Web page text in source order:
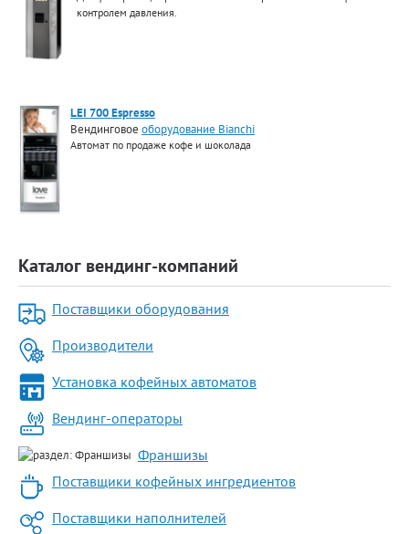
контролем давления.
LEI 700 Espresso
Вендинговоеоборудование Bianchi
Автомат по продаже кофе и шоколада
Каталог вендинг-компаний
Поставщики оборудования
Производители
Установка кофейных автоматов
Вендинг-операторы
Франшизы
Поставщики кофейных ингредиентов
Поставщики наполнителей